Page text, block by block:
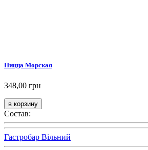
Пицца Морская
348,00 грн
Состав:
Гастробар Вільний